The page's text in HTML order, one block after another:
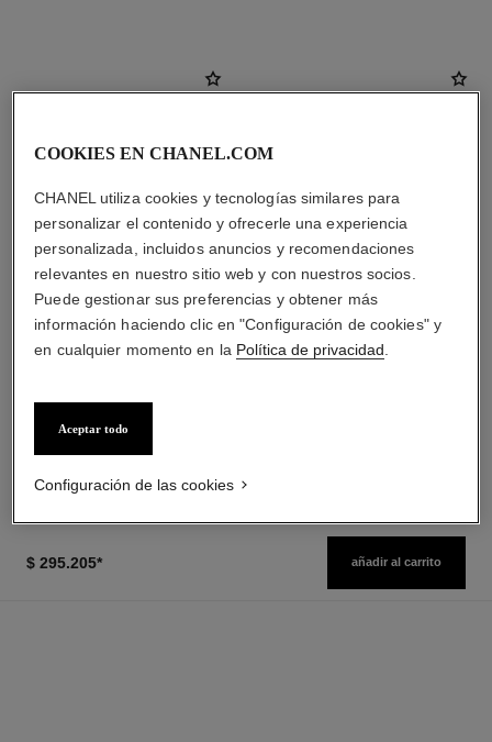
chance eau fraîche
Ref. 136150
$ 239.275
Precio sin Impuestos Nacionales:
$267,178
Ver información
hydra beauty crème
$ 295.205* añadir al carrito
COOKIES EN CHANEL.COM
CHANEL utiliza cookies y tecnologías similares para
personalizar el contenido y ofrecerle una experiencia
personalizada, incluidos anuncios y recomendaciones
relevantes en nuestro sitio web y con nuestros socios.
Puede gestionar sus preferencias y obtener más
información haciendo clic en "Configuración de cookies" y
en cualquier momento en la Política de privacidad
Aceptar todo
Configuración de las cookies